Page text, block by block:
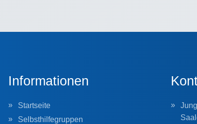
Informationen
Startseite
Selbsthilfegruppen